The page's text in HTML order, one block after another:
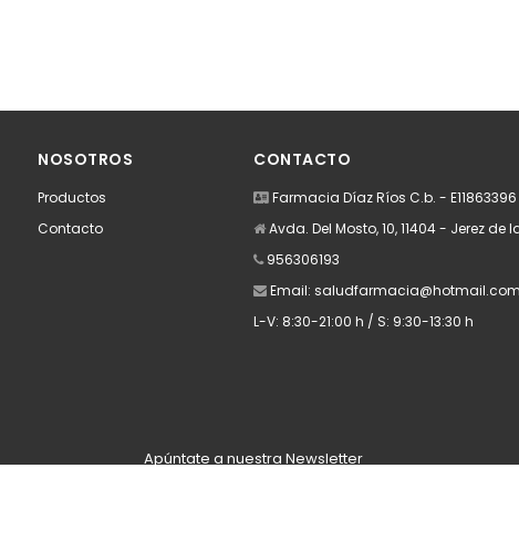
NOSOTROS
Productos
Contacto
CONTACTO
Farmacia Díaz Ríos C.b. - E11863396
Avda. Del Mosto, 10, 11404 - Jerez de
956306193
Email: saludfarmacia@hotmail.com
L-V: 8:30-21:00 h / S: 9:30-13:30 h
Apúntate a nuestra Newsletter